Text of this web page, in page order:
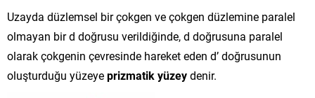
Uzayda düzlemsel bir çokgen ve çokgen düzlemine paralel
olmayan bir d doğrusu verildiğinde, d doğrusuna paralel
olarak çokgenin çevresinde hareket eden d’ doğrusunun
oluşturduğu yüzeyeprizmatik yüzeydenir.